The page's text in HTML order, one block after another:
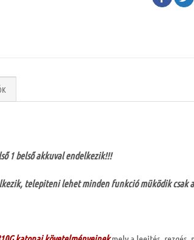
1 belső akkuval endelkezik!!!
telepiteni lehet minden funkció müködik